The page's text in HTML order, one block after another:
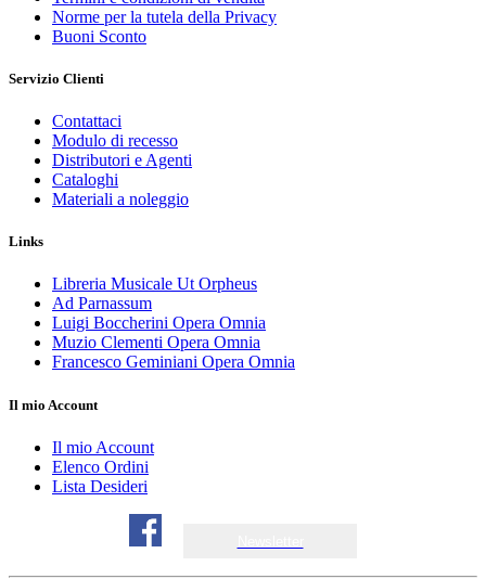
Norme per la tutela della Privacy
Buoni Sconto
Servizio Clienti
Contattaci
Modulo di recesso
Distributori e Agenti
Cataloghi
Materiali a noleggio
Links
Libreria Musicale Ut Orpheus
Ad Parnassum
Luigi Boccherini Opera Omnia
Muzio Clementi Opera Omnia
Francesco Geminiani Opera Omnia
Il mio Account
Il mio Account
Elenco Ordini
Lista Desideri